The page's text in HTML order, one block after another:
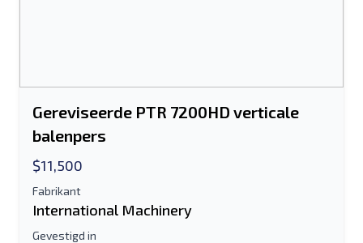
Gereviseerde PTR 7200HD verticale
balenpers
$11,500
Fabrikant
International Machinery
Gevestigd in